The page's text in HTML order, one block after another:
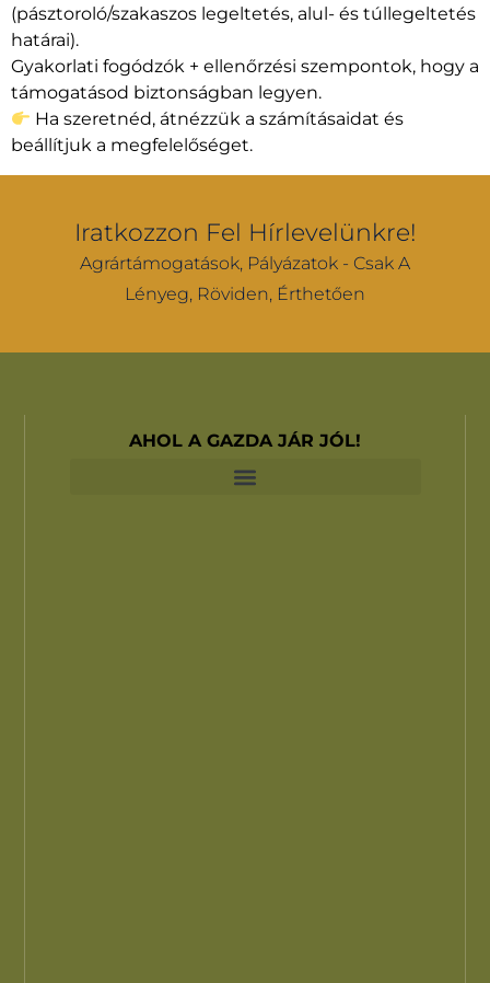
(pásztoroló/szakaszos legeltetés, alul- és túllegeltetés
határai).
Gyakorlati fogódzók + ellenőrzési szempontok, hogy a
támogatásod biztonságban legyen.
Ha szeretnéd, átnézzük a számításaidat és
beállítjuk a megfelelőséget.
Iratkozzon Fel Hírlevelünkre!
Agrártámogatások, Pályázatok - Csak A
Lényeg, Röviden, Érthetően
AHOL A GAZDA JÁR JÓL!